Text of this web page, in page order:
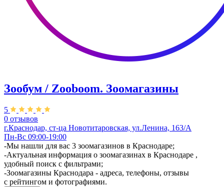
Зообум / Zooboom. Зоомагазины
5
0 отзывов
г.Краснодар, ст-ца Новотитаровская, ул.Ленина, 163/А
Пн-Вс 09:00-19:00
-Мы нашли для вас 3 зоомагазинов в Краснодаре;
-Актуальная информация о зоомагазинах в Краснодаре ,
удобный поиск с фильтрами;
-Зоомагазины Краснодара - адреса, телефоны, отзывы
с рейтингом и фотографиями.